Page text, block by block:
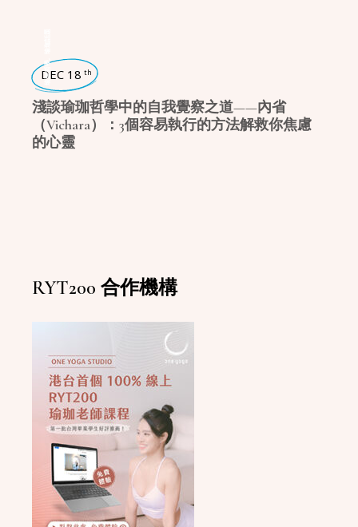
RYT200 合作機構
瑜珈哲學
DEC 18 th
淺談瑜珈哲學中的自我覺察之道——內省
（Vichara）：3個容易執行的方法解救你焦慮
的心靈